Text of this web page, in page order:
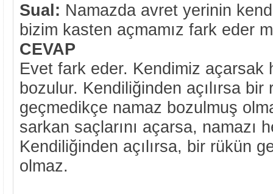
Sual: Namazda avret yerinin
bizim kasten açmamız fark eder
CEVAP
Evet fark eder. Kendimiz açarsak
bozulur. Kendiliğinden açılırsa bir
geçmedikçe namaz bozulmuş
sarkan saçlarını açarsa, namazı
Kendiliğinden açılırsa, bir rükün
olmaz.